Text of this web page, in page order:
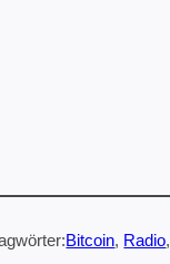
Bitcoin, Radio,